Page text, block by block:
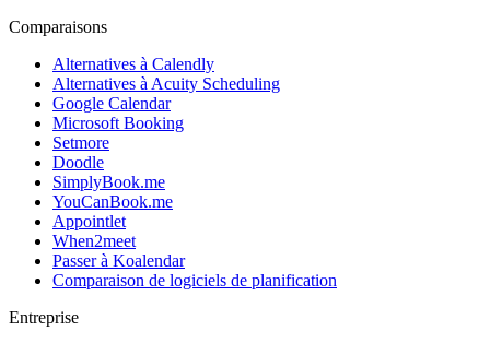
Comparaisons
Alternatives à Calendly
Alternatives à Acuity Scheduling
Google Calendar
Microsoft Booking
Setmore
Doodle
SimplyBook.me
YouCanBook.me
Appointlet
When2meet
Passer à Koalendar
Comparaison de logiciels de planification
Entreprise